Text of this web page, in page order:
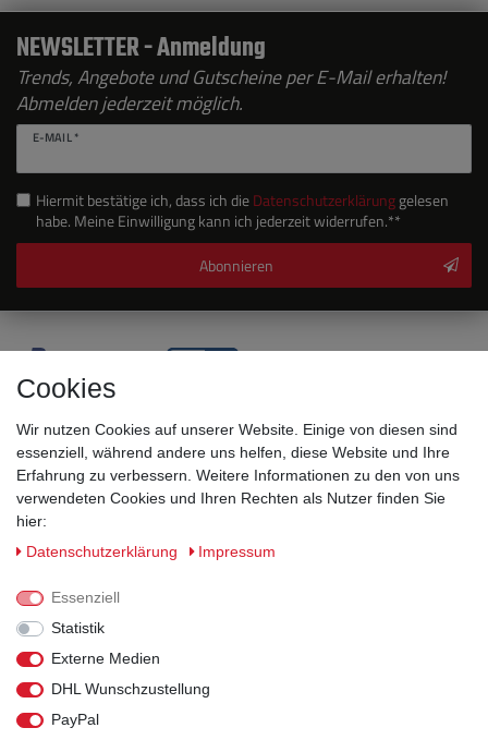
NEWSLETTER - Anmeldung
Trends, Angebote und Gutscheine per E-Mail erhalten!
Abmelden jederzeit möglich.
E-MAIL *
Hiermit bestätige ich, dass ich dieDaten­schutz­erklärunggelesen
habe. Meine Einwilligung kann ich jederzeit widerrufen.**
Abonnieren
Sicherheitsklassen
Informationen
Versand
Rechtliches
Cookies
Wir nutzen Cookies auf unserer Website. Einige von diesen sind
essenziell, während andere uns helfen, diese Website und Ihre
Erfahrung zu verbessern. Weitere Informationen zu den von uns
verwendeten Cookies und Ihren Rechten als Nutzer finden Sie
hier:
Daten­schutz­erklärung
Impressum
Essenziell
Statistik
Externe Medien
DHL Wunschzustellung
PayPal